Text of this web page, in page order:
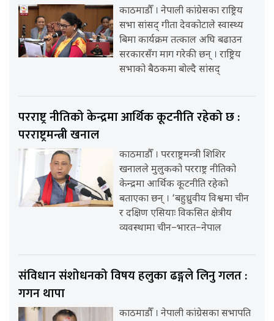
काठमाडौँ । नेपाली कांग्रेसका राष्ट्रिय
सभा सांसद् गीता देवकोटाले स्वास्थ्य
बिमा कार्यक्रम तत्काल अघि बढाउन
सरकारसँग माग गरेकी छन् । राष्ट्रिय
सभाको बैठकमा बोल्दै सांसद्
परराष्ट्र नीतिको केन्द्रमा आर्थिक कूटनीति रहेको छ :
परराष्ट्रमन्त्री खनाल
काठमाडौँ । परराष्ट्रमन्त्री शिशिर
खनालले मुलुकको परराष्ट्र नीतिको
केन्द्रमा आर्थिक कूटनीति रहेको
बताएका छन् । ‘बहुध्रुवीय विश्वमा चीन
र दक्षिण एसियाः विकसित क्षेत्रीय
व्यवस्थामा चीन–भारत–नेपाल
संविधान संशोधनको विषय हलुका ढङ्गले लिनु गलत :
गगन थापा
काठमाडौँ । नेपाली कांग्रेसका सभापति